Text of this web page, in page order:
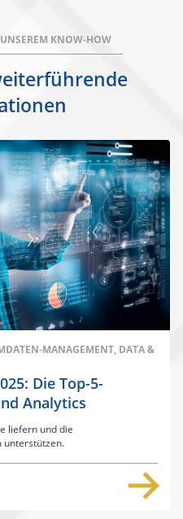
KNOW-HOW
MANAGEMENT, DATA &
Die Top-5-
Analytics
liefern und die
unterstützen.